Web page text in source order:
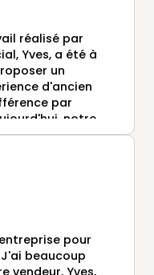
réalisé par
Yves, a été à
un
d'ancien
par
notre
à la
pour
beaucoup